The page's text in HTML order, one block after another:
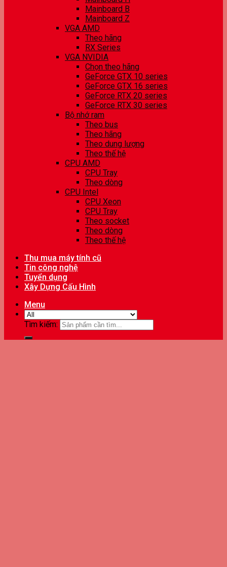
Mainboard B
Mainboard Z
VGA AMD
Theo hãng
RX Series
VGA NVIDIA
Chọn theo hãng
GeForce GTX 10 series
GeForce GTX 16 series
GeForce RTX 20 series
GeForce RTX 30 series
Bộ nhớ ram
Theo bus
Theo hãng
Theo dung lượng
Theo thế hệ
CPU AMD
CPU Tray
Theo dòng
CPU Intel
CPU Xeon
CPU Tray
Theo socket
Theo dòng
Theo thế hệ
Thu mua máy tính cũ
Tin công nghệ
Tuyển dụng
Xây Dựng Cấu Hình
Menu
Tìm kiếm: